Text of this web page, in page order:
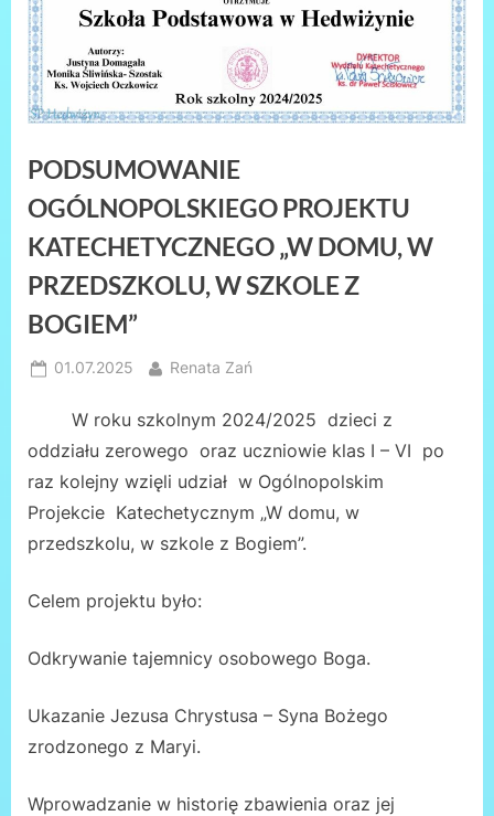
PODSUMOWANIE
OGÓLNOPOLSKIEGO PROJEKTU
KATECHETYCZNEGO „W DOMU, W
PRZEDSZKOLU, W SZKOLE Z
BOGIEM”
Posted
01.07.2025 By
Renata Zań
W roku szkolnym 2024/2025 dzieci z
oddziału zerowego oraz uczniowie klas I – VI po
raz kolejny wzięli udział w Ogólnopolskim
Projekcie Katechetycznym „W domu, w
przedszkolu, w szkole z Bogiem”.
Celem projektu było:
Odkrywanie tajemnicy osobowego Boga.
Ukazanie Jezusa Chrystusa – Syna Bożego
zrodzonego z Maryi.
Wprowadzanie w historię zbawienia oraz jej